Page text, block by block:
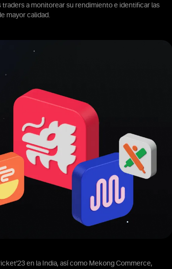
traders a monitorear su rendimiento e identificar las
mayor calidad.
en la India, así como Mekong Commerce,